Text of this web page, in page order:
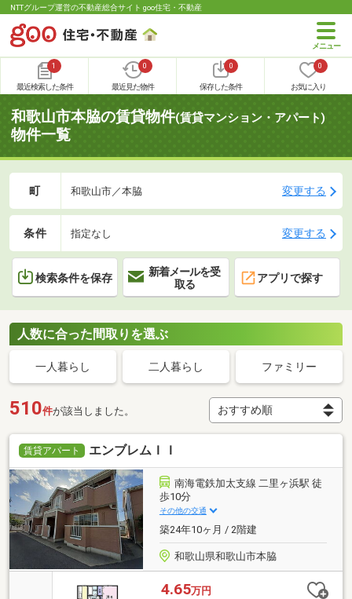
NTTグループ運営の不動産総合サイト goo住宅・不動産
1
最近検索した条件
0
最近見た物件
0
保存した条件
0
お気に入り
和歌山市本脇の賃貸物件(賃貸マンション・アパート)
物件一覧
町 和歌山市／本脇 変更する
条件 指定なし 変更する
検索条件を保存
新着メールを受
取る
アプリで探す
人数に合った間取りを選ぶ
一人暮らし 二人暮らし ファミリー
510件が該当しました。
賃貸アパート エンブレムＩＩ
南海電鉄加太支線 二里ヶ浜駅 徒
歩10分
その他の交通
築24年10ヶ月 / 2階建
和歌山県和歌山市本脇
4.65万円